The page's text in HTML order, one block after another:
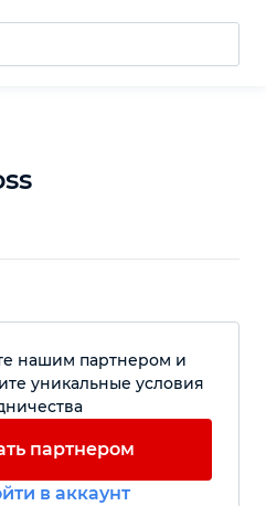
нашим партнером и
уникальные условия
партнером
в аккаунт